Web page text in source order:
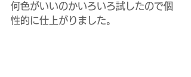
何色がいいのかいろいろ試したので個
性的に仕上がりました。